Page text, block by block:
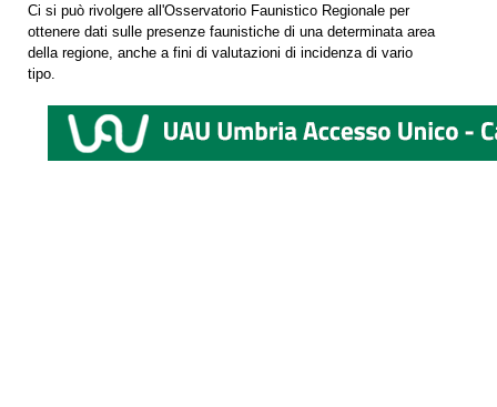
Ci si può rivolgere all'Osservatorio Faunistico Regionale per
ottenere dati sulle presenze faunistiche di una determinata area
della regione, anche a fini di valutazioni di incidenza di vario
tipo.